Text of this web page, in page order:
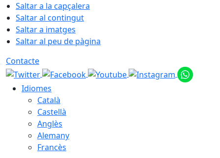
Saltar a la capçalera
Saltar al contingut
Saltar a imatges
Saltar al peu de pàgina
Contacte
Idiomes
Català
Castellà
Anglès
Alemany
Francès